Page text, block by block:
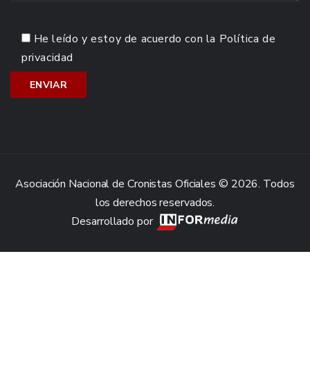
He leído y estoy de acuerdo con la Política de
privacidad
Asociación Nacional de Cronistas Oficiales © 2026. Todos
los derechos reservados.
Desarrollado por